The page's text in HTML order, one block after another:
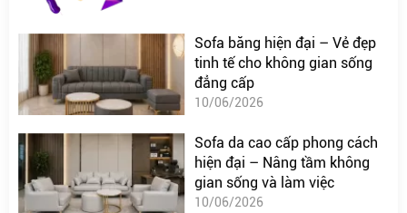
Sofa băng hiện đại – Vẻ đẹp
tinh tế cho không gian sống
đẳng cấp
10/06/2026
Sofa da cao cấp phong cách
hiện đại – Nâng tầm không
gian sống và làm việc
10/06/2026